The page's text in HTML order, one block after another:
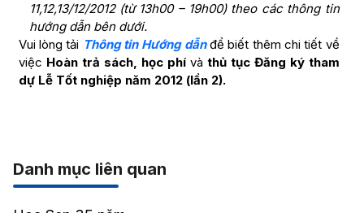
11,12,13/12/2012 (từ 13h00 – 19h00) theo các thông tin
hướng dẫn bên dưới.
Vui lòng tải Thông tin Hướng dẫnđể biết thêm chi tiết về
việc Hoàn trả sách, học phí và thủ tục Đăng ký tham
dự Lễ Tốt nghiệp năm 2012 (lần 2).
Danh mục liên quan